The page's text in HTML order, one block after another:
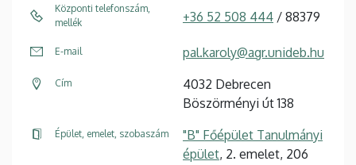
Központi telefonszám,
mellék
+36 52 508 444 / 88379
E-mail pal.karoly@agr.unideb.hu
Cím
4032 Debrecen
Böszörményi út 138
Épület, emelet, szobaszám
"B" Főépület Tanulmányi
épület, 2. emelet, 206